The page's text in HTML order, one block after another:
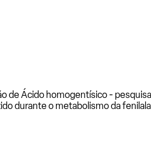
de Ácido homogentísico -
durante o metabolismo da